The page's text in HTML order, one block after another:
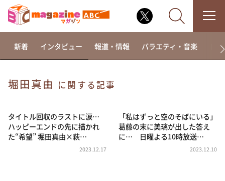
相席食堂
これ余談なんですけど・・・
～人生密着トークバラエティ！～ やすとものいたっ
新着 インタビュー 報道・情報 バラエティ・音楽 ド
堀田真由 に関する記事
タイトル回収のラストに涙…
ハッピーエンドの先に描かれ
た“希望” 堀田真由×萩…
2023.12.17
「私はずっと空のそばにいる」
葛藤の末に美璃が出した答え
に… 日曜よる10時放送…
2023.12.10